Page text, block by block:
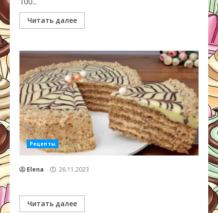
Читать далее
Рецепты
Elena 26.11.2023
Читать далее